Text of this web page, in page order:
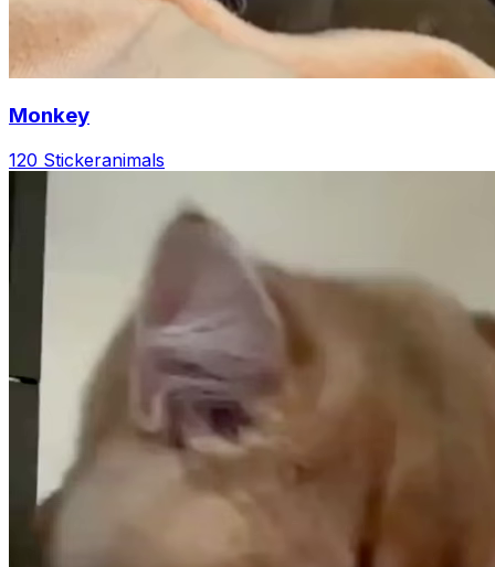
Monkey
120 Stickeranimals